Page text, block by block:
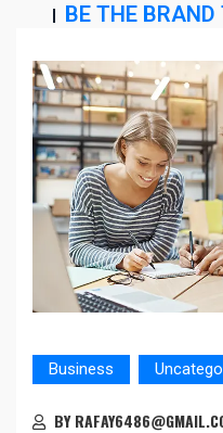
BE THE
Business
BY